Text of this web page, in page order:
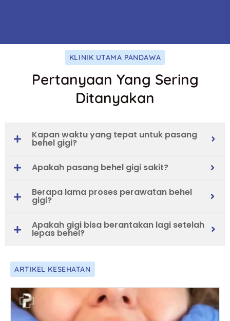
KLINIK UTAMA PANDAWA
Pertanyaan Yang Sering
Ditanyakan
Kapan waktu yang tepat untuk pasang
behel gigi?
Apakah pasang behel gigi sakit?
Berapa lama proses perawatan behel
gigi?
Apakah gigi bisa berantakan lagi setelah
lepas behel?
ARTIKEL KESEHATAN